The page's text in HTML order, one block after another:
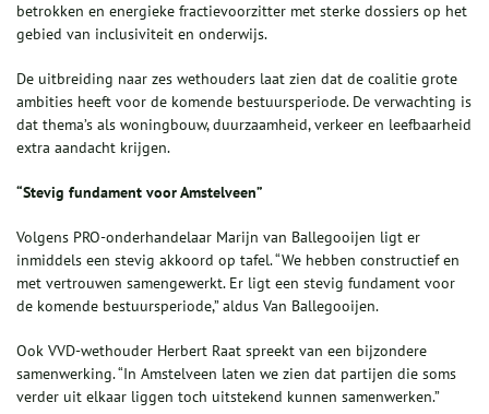
betrokken en energieke fractievoorzitter met sterke dossiers op het
gebied van inclusiviteit en onderwijs.
De uitbreiding naar zes wethouders laat zien dat de coalitie grote
ambities heeft voor de komende bestuursperiode. De verwachting is
dat thema’s als woningbouw, duurzaamheid, verkeer en leefbaarheid
extra aandacht krijgen.
“Stevig fundament voor Amstelveen”
Volgens PRO-onderhandelaar Marijn van Ballegooijen ligt er
inmiddels een stevig akkoord op tafel. “We hebben constructief en
met vertrouwen samengewerkt. Er ligt een stevig fundament voor
de komende bestuursperiode,” aldus Van Ballegooijen.
Ook VVD-wethouder Herbert Raat spreekt van een bijzondere
samenwerking. “In Amstelveen laten we zien dat partijen die soms
verder uit elkaar liggen toch uitstekend kunnen samenwerken.”